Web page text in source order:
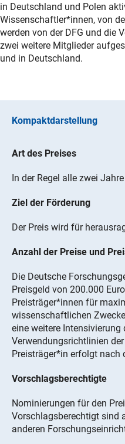
in Deutschland und Polen
Wissenschaftler*innen, von
werden von der DFG und die
zwei weitere Mitglieder
und in Deutschland.
Kompaktdarstellung
Art des Preises
In der Regel alle zwei
Ziel der Förderung
Der Preis wird für
Anzahl der Preise und
Die Deutsche
Preisgeld von 200.000
Preisträger*innen für
wissenschaftlichen
eine weitere
Verwendungsrichtlinien
Preisträger*in erfolgt nach
Vorschlagsberechtigte
Nominierungen für den
Vorschlagsberechtigt sind
anderen